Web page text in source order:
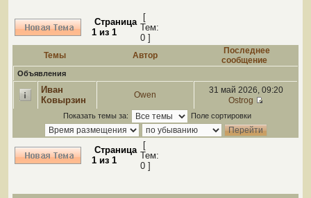
Страница
1 из 1
[
Тем:
0 ]
Темы Автор
Последнее
сообщение
Объявления
Иван
Ковырзин
Owen
31 май 2026, 09:20
Ostrog
Показать темы за: Поле сортировки
Страница
1 из 1
[
Тем:
0 ]